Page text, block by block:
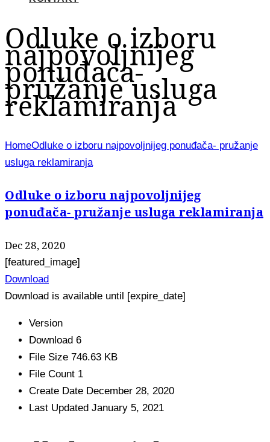
Odluke o izboru
najpovoljnijeg
ponuđača-
pružanje usluga
reklamiranja
HomeOdluke o izboru najpovoljnijeg ponuđača- pružanje
usluga reklamiranja
Odluke o izboru najpovoljnijeg
ponuđača- pružanje usluga reklamiranja
Dec 28, 2020
[featured_image]
Download
Download is available until [expire_date]
Version
Download 6
File Size 746.63 KB
File Count 1
Create Date December 28, 2020
Last Updated January 5, 2021